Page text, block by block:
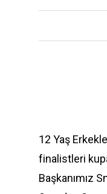
12 Yaş
finalistleri
Başkanımız